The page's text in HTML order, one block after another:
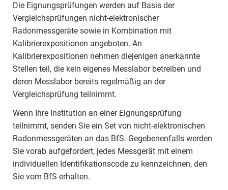
Die Eignungsprüfungen werden auf Basis der
Vergleichsprüfungen nicht-elektronischer
Radonmessgeräte sowie in Kombination mit
Kalibrierexpositionen angeboten. An
Kalibrierexpositionen nehmen diejenigen anerkannte
Stellen teil, die kein eigenes Messlabor betreiben und
deren Messlabor bereits regelmäßig an der
Vergleichsprüfung teilnimmt.
Wenn Ihre Institution an einer Eignungsprüfung
teilnimmt, senden Sie ein Set von nicht-elektronischen
Radonmessgeräten an das BfS. Gegebenenfalls werden
Sie vorab aufgefordert, jedes Messgerät mit einem
individuellen Identifikationscode zu kennzeichnen, den
Sie vom BfS erhalten.